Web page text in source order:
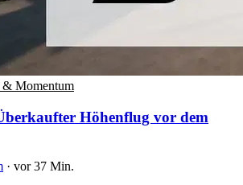
& Momentum
Höhenflug vor dem
· vor 37 Min.